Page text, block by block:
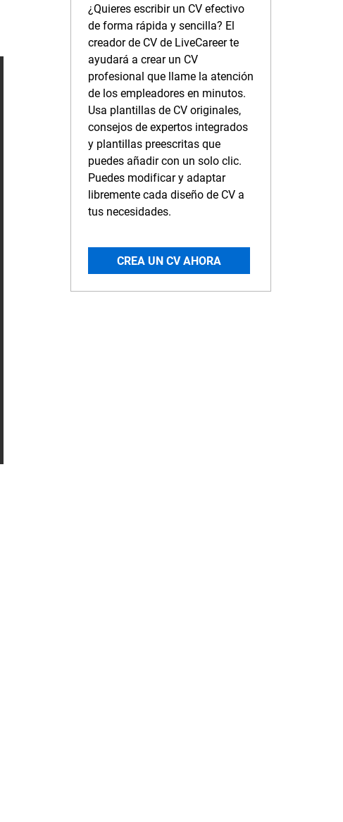
¿Quieres escribir un CV efectivo
de forma rápida y sencilla? El
creador de CV de LiveCareer te
ayudará a crear un CV
profesional que llame la atención
de los empleadores en minutos.
Usa plantillas de CV originales,
consejos de expertos integrados
y plantillas preescritas que
puedes añadir con un solo clic.
Puedes modificar y adaptar
libremente cada diseño de CV a
tus necesidades.
CREA UN CV AHORA